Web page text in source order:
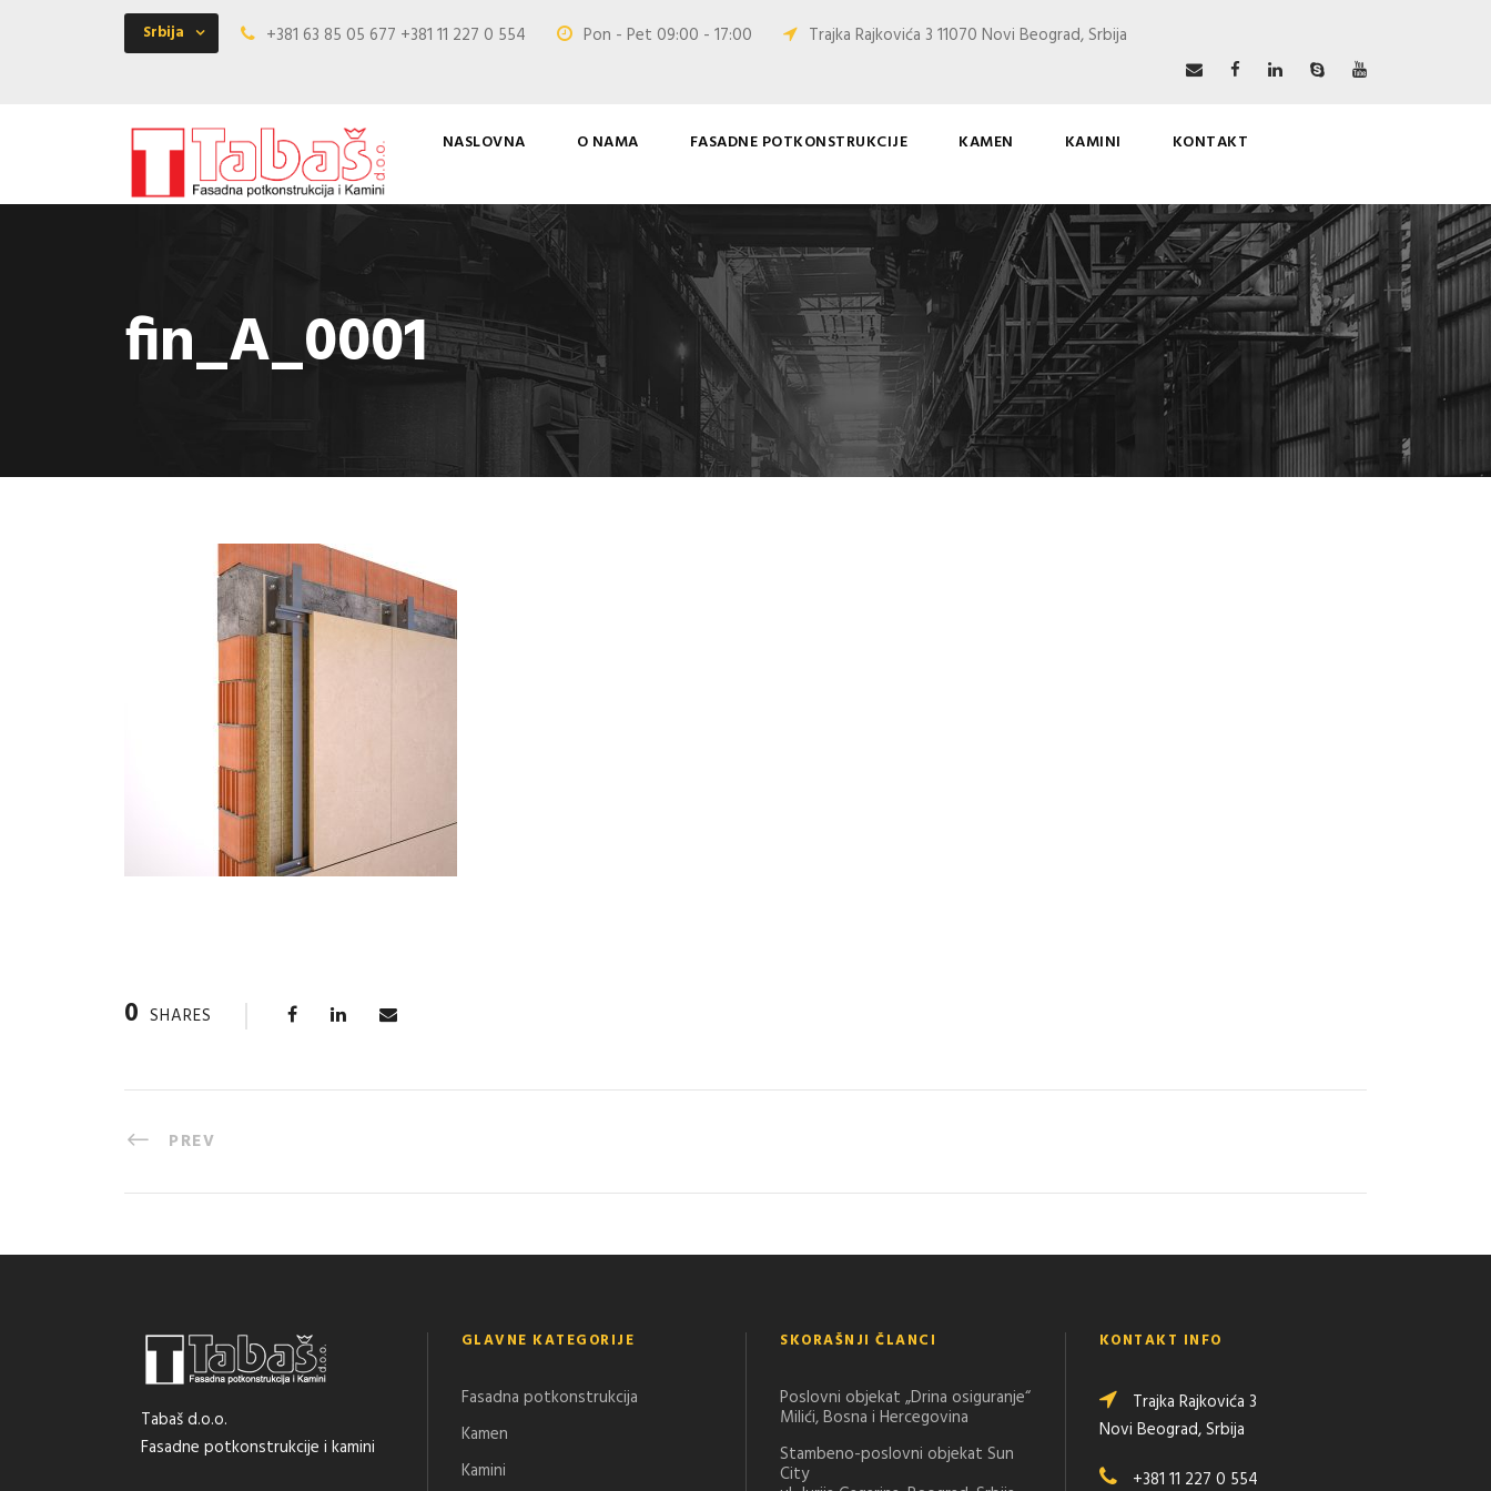
Srbija +381 63 85 05 677 +381 11 227 0 554 Pon - Pet 09:00 - 17:00 Trajka Rajkovića 3 11070 Novi Beograd, Srbija
NASLOVNA O NAMA FASADNE POTKONSTRUKCIJE KAMEN KAMINI KONTAKT
fin_A_0001
0 SHARES
PREV
Tabaš d.o.o.
Fasadne potkonstrukcije i kamini
GLAVNE KATEGORIJE
Fasadna potkonstrukcija
Kamen
Kamini
SKORAŠNJI ČLANCI
Poslovni objekat „Drina osiguranje“
Milići, Bosna i Hercegovina
Stambeno-poslovni objekat Sun
City
KONTAKT INFO
Trajka Rajkovića 3
Novi Beograd, Srbija
+381 11 227 0 554